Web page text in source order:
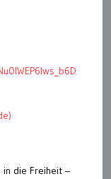
in die Freiheit –